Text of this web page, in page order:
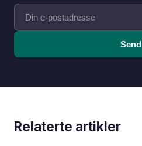
Send
Relaterte artikler